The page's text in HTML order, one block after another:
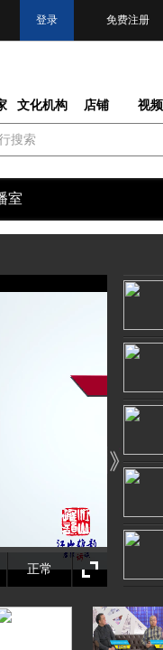
免费注册
登录
文化机构 店铺 视频
室
正常